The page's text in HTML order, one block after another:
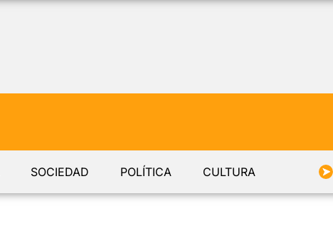
SOCIEDAD POLÍTICA CULTURA